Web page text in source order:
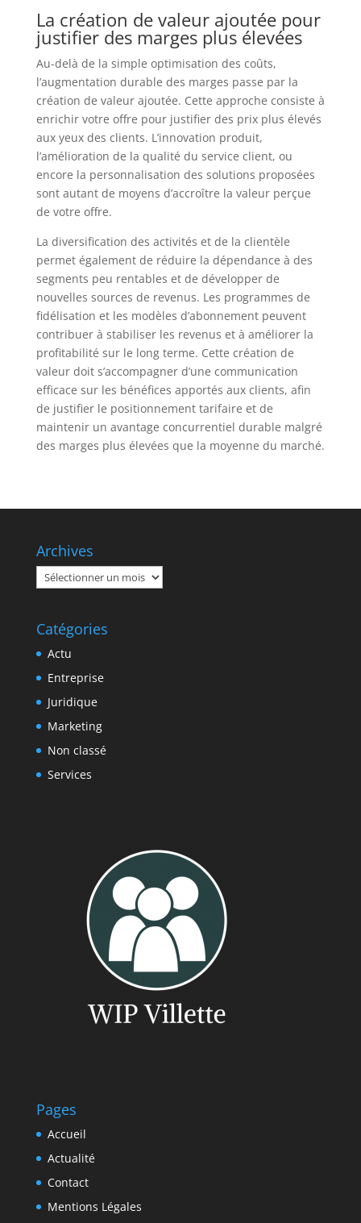
La création de valeur ajoutée pour
justifier des marges plus élevées
Au-delà de la simple optimisation des coûts,
l’augmentation durable des marges passe par la
création de valeur ajoutée. Cette approche consiste à
enrichir votre offre pour justifier des prix plus élevés
aux yeux des clients. L’innovation produit,
l’amélioration de la qualité du service client, ou
encore la personnalisation des solutions proposées
sont autant de moyens d’accroître la valeur perçue
de votre offre.
La diversification des activités et de la clientèle
permet également de réduire la dépendance à des
segments peu rentables et de développer de
nouvelles sources de revenus. Les programmes de
fidélisation et les modèles d’abonnement peuvent
contribuer à stabiliser les revenus et à améliorer la
profitabilité sur le long terme. Cette création de
valeur doit s’accompagner d’une communication
efficace sur les bénéfices apportés aux clients, afin
de justifier le positionnement tarifaire et de
maintenir un avantage concurrentiel durable malgré
des marges plus élevées que la moyenne du marché.
Archives
Archives
Catégories
Actu
Entreprise
Juridique
Marketing
Non classé
Services
Pages
Accueil
Actualité
Contact
Mentions Légales